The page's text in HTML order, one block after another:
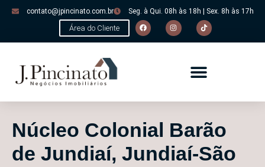
contato@jpincinato.com.br Seg. à Qui. 08h às 18h | Sex. 8h às 17h
Área do Cliente
Núcleo Colonial Barão
de Jundiaí, Jundiaí-São